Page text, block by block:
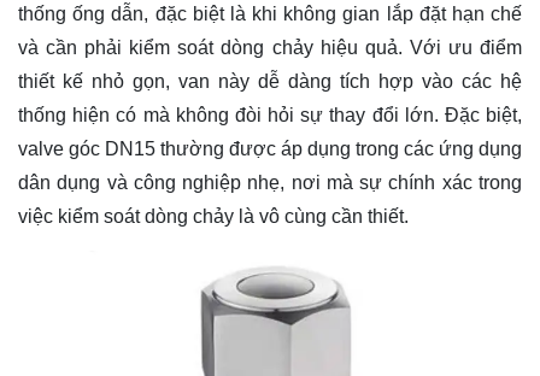
thống ống dẫn, đặc biệt là khi không gian lắp đặt hạn chế
và cần phải kiểm soát dòng chảy hiệu quả. Với ưu điểm
thiết kế nhỏ gọn, van này dễ dàng tích hợp vào các hệ
thống hiện có mà không đòi hỏi sự thay đổi lớn. Đặc biệt,
valve góc DN15 thường được áp dụng trong các ứng dụng
dân dụng và công nghiệp nhẹ, nơi mà sự chính xác trong
việc kiểm soát dòng chảy là vô cùng cần thiết.